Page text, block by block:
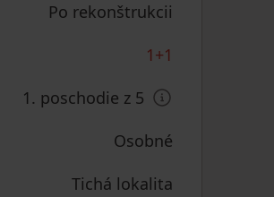
Po rekonštrukcii
1+1
1. poschodie z 5
Osobné
Tichá lokalita